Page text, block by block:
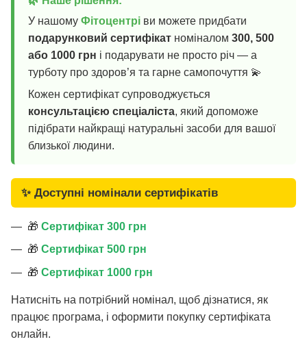
У нашому Фітоцентрі ви можете придбати
подарунковий сертифікат номіналом 300, 500
або 1000 грн і подарувати не просто річ — а
турботу про здоров’я та гарне самопочуття 💫
Кожен сертифікат супроводжується
консультацією спеціаліста, який допоможе
підібрати найкращі натуральні засоби для вашої
близької людини.
✨ Доступні номінали сертифікатів
🎁 Сертифікат 300 грн
🎁 Сертифікат 500 грн
🎁 Сертифікат 1000 грн
Натисніть на потрібний номінал, щоб дізнатися, як
працює програма, і оформити покупку сертифіката
онлайн.